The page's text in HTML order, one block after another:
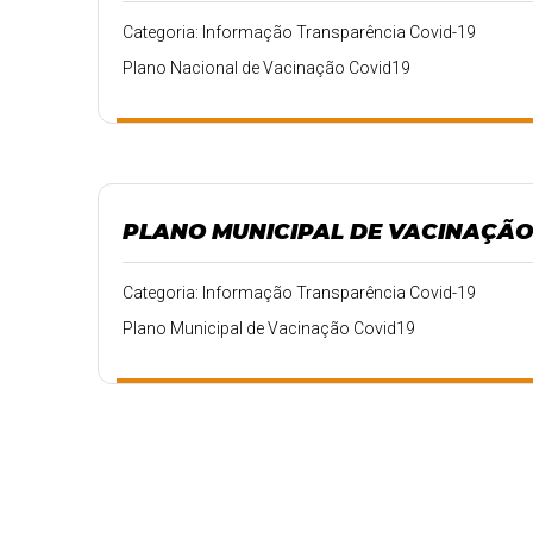
Categoria: Informação Transparência Covid-19
Plano Nacional de Vacinação Covid19
PLANO MUNICIPAL DE
Categoria: Informação Transparência Covid-19
Plano Municipal de Vacinação Covid19